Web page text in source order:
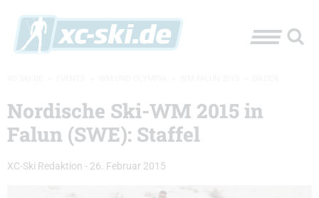
Nordische Ski-WM 2015 in
Falun (SWE): Staffel
XC-Ski Redaktion - 26. Februar 2015